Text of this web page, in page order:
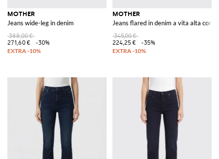
MOTHER
Jeans wide-leg in denim
388,00 €
271,60 €
-30%
MOTHER
Jeans flared in denim a vita alta con
345,00 €
224,25 €
-35%